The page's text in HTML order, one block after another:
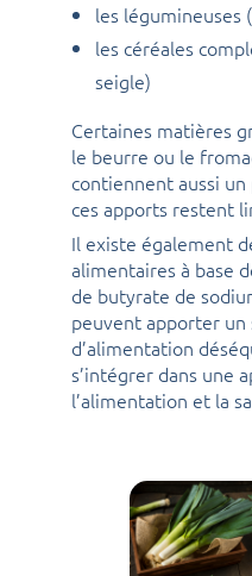
les légumineuses
les céréales
seigle)
Certaines matières
le beurre ou le
contiennent aussi
ces apports restent
Il existe également
alimentaires à base
de butyrate de
peuvent apporter un
d’alimentation
s’intégrer dans une
l’alimentation et la